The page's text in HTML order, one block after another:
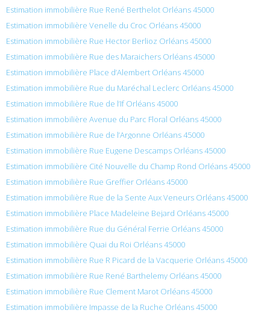
Estimation immobilière Rue René Berthelot Orléans 45000
Estimation immobilière Venelle du Croc Orléans 45000
Estimation immobilière Rue Hector Berlioz Orléans 45000
Estimation immobilière Rue des Maraichers Orléans 45000
Estimation immobilière Place d’Alembert Orléans 45000
Estimation immobilière Rue du Maréchal Leclerc Orléans 45000
Estimation immobilière Rue de l’If Orléans 45000
Estimation immobilière Avenue du Parc Floral Orléans 45000
Estimation immobilière Rue de l’Argonne Orléans 45000
Estimation immobilière Rue Eugene Descamps Orléans 45000
Estimation immobilière Cité Nouvelle du Champ Rond Orléans 45000
Estimation immobilière Rue Greffier Orléans 45000
Estimation immobilière Rue de la Sente Aux Veneurs Orléans 45000
Estimation immobilière Place Madeleine Bejard Orléans 45000
Estimation immobilière Rue du Général Ferrie Orléans 45000
Estimation immobilière Quai du Roi Orléans 45000
Estimation immobilière Rue R Picard de la Vacquerie Orléans 45000
Estimation immobilière Rue René Barthelemy Orléans 45000
Estimation immobilière Rue Clement Marot Orléans 45000
Estimation immobilière Impasse de la Ruche Orléans 45000